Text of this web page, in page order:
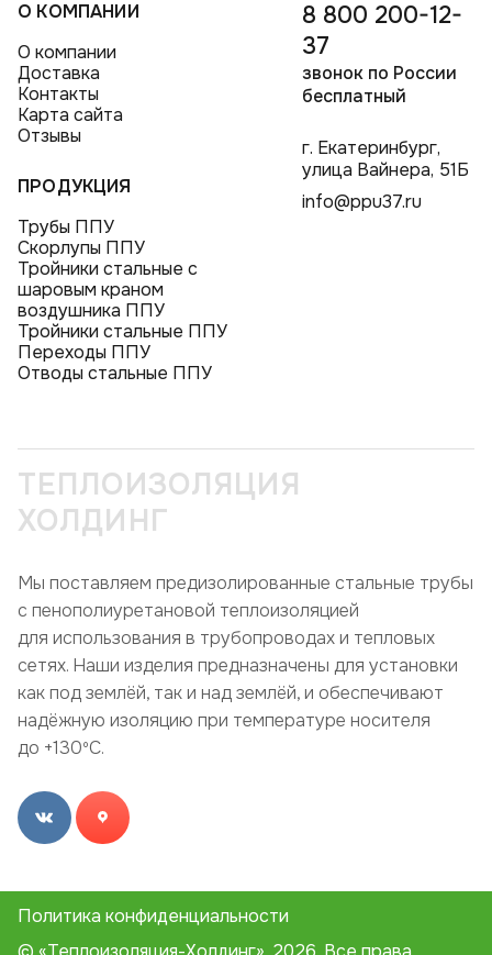
О КОМПАНИИ
О компании
Доставка
Контакты
Карта сайта
Отзывы
ПРОДУКЦИЯ
Трубы ППУ
Скорлупы ППУ
Тройники стальные с
шаровым краном
воздушника ППУ
Тройники стальные ППУ
Переходы ППУ
Отводы стальные ППУ
8 800 200-12-
37
звонок по России
бесплатный
г. Екатеринбург,
улица Вайнера, 51Б
info@ppu37.ru
ТЕПЛОИЗОЛЯЦИЯ
ХОЛДИНГ
Мы поставляем предизолированные стальные трубы
с пенополиуретановой теплоизоляцией
для использования в трубопроводах и тепловых
сетях. Наши изделия предназначены для установки
как под землёй, так и над землёй, и обеспечивают
надёжную изоляцию при температуре носителя
до +130ºC.
Политика конфиденциальности